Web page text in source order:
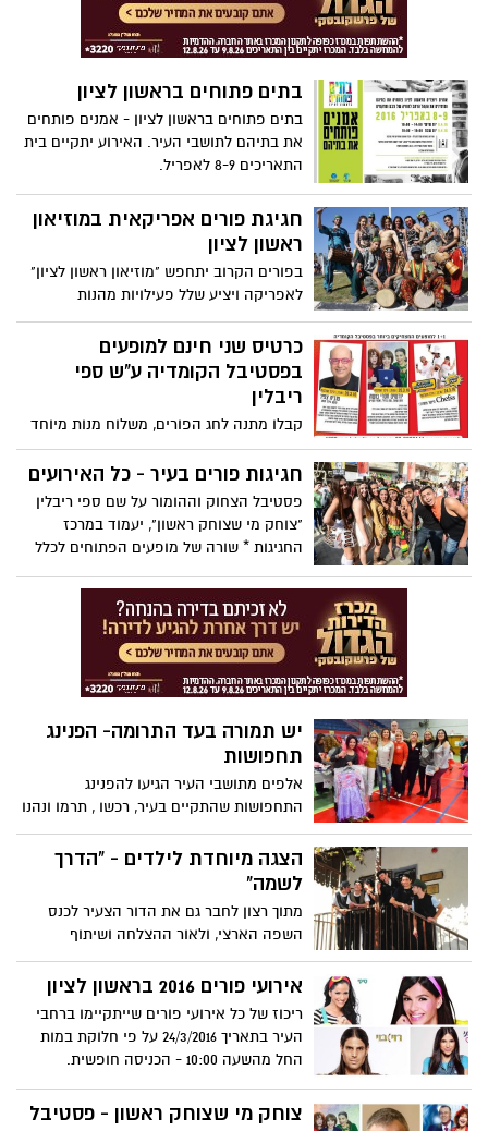
ספרים של ממש, כמו של "פעם" עם כריכה
ודפים. ואומרים מה לא אומרים על הדור
הצעיר- שמה לנו ולספרים או לכתיבה והנה-
זה להיט- הם נמצאים ב'טופ' רשימת רבי
המכר. עדיין לא קראתם? מהרו לקנות בחנות
הספרים הקרובה לביתכם
בתים פתוחים בראשון לציון
בתים פתוחים בראשון לציון - אמנים פותחים
את בתיהם לתושבי העיר. האירוע יתקיים בית
התאריכים 8-9 לאפריל.
חגיגת פורים אפריקאית במוזיאון
ראשון לציון
בפורים הקרוב יתחפש "מוזיאון ראשון לציון"
לאפריקה ויציע שלל פעילויות מהנות
בהשראת היבשת. במתחם המוזיאון יערך
מופע מרהיב של להקת בנגורה ויתקיימו
סדנאות והפעלות שונות לכל הגילאים, ביניהם
סדנאות ריקוד, תיפוף בישול ויצירה.
כרטיס שני חינם למופעים
בפסטיבל הקומדיה ע"ש ספי
ריבלין
קבלו מתנה לחג הפורים, משלוח מנות מיוחד
– כרטיס שני חינם למופעים המצחיקים ביותר
בפסטיבל הקומדיה ע"ש ספי ריבלין.להזמנת
כרטיסים 03-9666141 ובאתר
www.hakartis.co.il
חגיגות פורים בעיר - כל האירועים
פסטיבל הצחוק וההומור על שם ספי ריבלין
"צוחק מי שצוחק ראשון", יעמוד במרכז
החגיגות * שורה של מופעים הפתוחים לכלל
נחשבים, מחכה לכם בגן בעברית, פארק
השקמה ובגן המושבה * סיבה למסיבה .
יש תמורה בעד התרומה- הפנינג
תחפושות
אלפים מתושבי העיר הגיעו להפנינג
התחפושות שהתקיים בעיר, רכשו , תרמו ונהנו
.ההפנינג שהתקיים ביום רביעי בעיר הביא
להתרגשות רבה בקרב היוזמות, המארגנים,
המפעילים ובעיקר התושבים.
הצגה מיוחדת לילדים - "הדרך
לשמה"
מתוך רצון לחבר גם את הדור הצעיר לכנס
השפה הארצי, ולאור ההצלחה ושיתוף
הפעולה של הציבור אשתקד, תתקיים גם
השנה הצגת ילדים מיוחדת * הכניסה חופשית
אירועי פורים 2016 בראשון לציון
ריכוז של כל אירועי פורים שייתקיימו ברחבי
העיר בתאריך 24/3/2016 על פי חלוקת במות
החל מהשעה 10:00 - הכניסה חופשית.
צוחק מי שצוחק ראשון - פסטיבל